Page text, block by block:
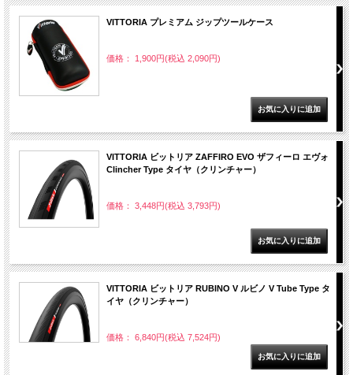
VITTORIA プレミアム ジップツールケース
価格： 1,900円(税込 2,090円)
VITTORIA ビットリア ZAFFIRO EVO ザフィーロ エヴォ
Clincher Type タイヤ（クリンチャー）
価格： 3,448円(税込 3,793円)
VITTORIA ビットリア RUBINO V ルビノ V Tube Type タ
イヤ（クリンチャー）
価格： 6,840円(税込 7,524円)